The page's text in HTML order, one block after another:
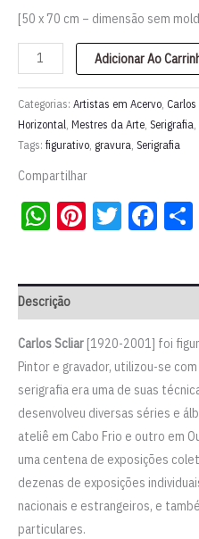
[50 x 70 cm – dimensão sem
Serigrafia
"Mapas
náuticos
(sec.
XV
e
quantidade
Adicionar Ao
Categorias: Artistas em Acervo
Horizontal Mestres da Arte Serigrafia
Tags: figurativo gravura Serigrafia
Compartilhar
WhatsApp
Pinterest
Twitter
Descrição
Carlos Scliar [1920-2001] foi
Pintor e gravador, utilizou-se
serigrafia era uma de suas
desenvolveu diversas séries e
ateliê em Cabo Frio e outro em
uma centena de exposições
dezenas de exposições
nacionais e estrangeiros, e
particulares.